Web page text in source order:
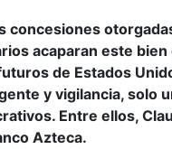
concesiones
acaparan este
de Estados
y vigilancia, solo
Entre ellos,
Azteca.